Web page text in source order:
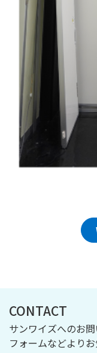
CONTACT
サンワイズへのお
フォームなどより